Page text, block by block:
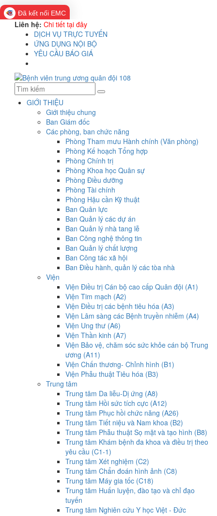
Đã kết nối EMC
Liên hệ: Chi tiết tại đây
DỊCH VỤ TRỰC TUYẾN
ỨNG DỤNG NỘI BỘ
YÊU CẦU BÁO GIÁ
GIỚI THIỆU
Giới thiệu chung
Ban Giám đốc
Các phòng, ban chức năng
Phòng Tham mưu Hành chính (Văn phòng)
Phòng Kế hoạch Tổng hợp
Phòng Chính trị
Phòng Khoa học Quân sự
Phòng Điều dưỡng
Phòng Tài chính
Phòng Hậu cần Kỹ thuật
Ban Quân lực
Ban Quản lý các dự án
Ban Quản lý nhà tang lễ
Ban Công nghệ thông tin
Ban Quản lý chất lượng
Ban Công tác xã hội
Ban Điều hành, quản lý các tòa nhà
Viện
Viện Điều trị Cán bộ cao cấp Quân đội (A1)
Viện Tim mạch (A2)
Viện Điều trị các bệnh tiêu hóa (A3)
Viện Lâm sàng các Bệnh truyền nhiễm (A4)
Viện Ung thư (A6)
Viện Thần kinh (A7)
Viện Bảo vệ, chăm sóc sức khỏe cán bộ Trung
ương (A11)
Viện Chấn thương- Chỉnh hình (B1)
Viện Phẫu thuật Tiêu hóa (B3)
Trung tâm
Trung tâm Da liễu-Dị ứng (A8)
Trung tâm Hồi sức tích cực (A12)
Trung tâm Phục hồi chức năng (A26)
Trung tâm Tiết niệu và Nam khoa (B2)
Trung tâm Phẫu thuật Sọ mặt và tạo hình (B8)
Trung tâm Khám bệnh đa khoa và điều trị theo
yêu cầu (C1-1)
Trung tâm Xét nghiệm (C2)
Trung tâm Chẩn đoán hình ảnh (C8)
Trung tâm Máy gia tốc (C18)
Trung tâm Huấn luyện, đào tạo và chỉ đạo
tuyến
Trung tâm Nghiên cứu Y học Việt - Đức